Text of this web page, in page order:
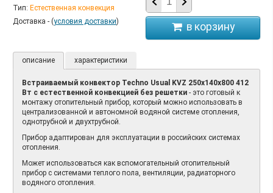
Тип: Естественная конвекция
Доставка - (условия доставки)
описание характеристики
Встраиваемый конвектор Techno Usual KVZ 250х140х800 412
Вт с естественной конвекцией без решетки - это готовый к
монтажу отопительный прибор, который можно использовать в
централизованной и автономной водяной системе отопления,
однотрубной и двухтрубной.
Прибор адаптирован для эксплуатации в российских системах
отопления.
Может использоваться как вспомогательный отопительный
прибор с системами теплого пола, вентиляции, радиаторного
водяного отопления.